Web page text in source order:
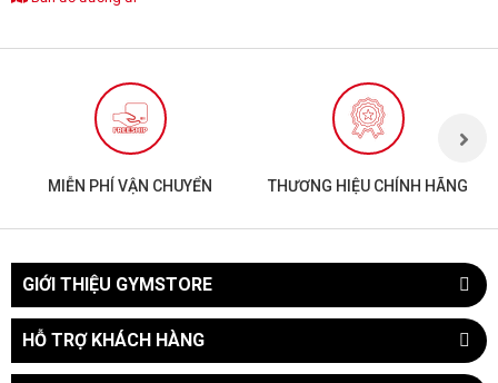
MIỄN PHÍ VẬN CHUYỂN THƯƠNG HIỆU CHÍNH HÃNG
GIỚI THIỆU GYMSTORE
HỖ TRỢ KHÁCH HÀNG